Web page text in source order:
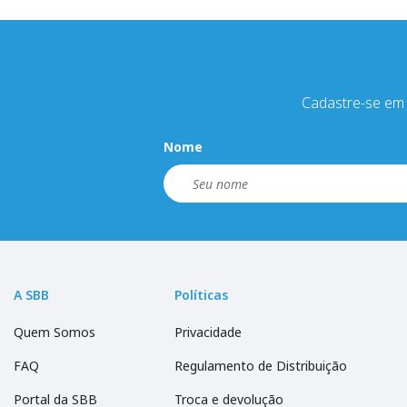
Cadastre-se
Nome
A SBB
Quem Somos
FAQ
Portal da SBB
Políticas
Privacidade
Regulamento de Distribuição
Troca e devolução